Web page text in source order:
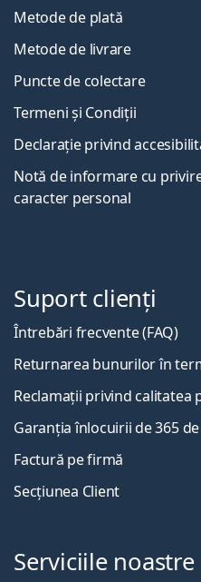
Metode de plată
Metode de livrare
Puncte de colectare
Termeni și Condiții
Declarație privind
Notă de informare cu
caracter personal
Suport clienți
Întrebări frecvente (FAQ)
Returnarea bunurilor în
Reclamații privind calitatea
Garanția înlocuirii de 365
Factură pe firmă
Secțiunea Client
Serviciile noastre